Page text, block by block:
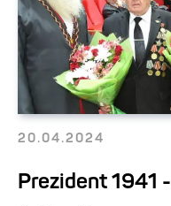
20.04.2024
Prezident 1941